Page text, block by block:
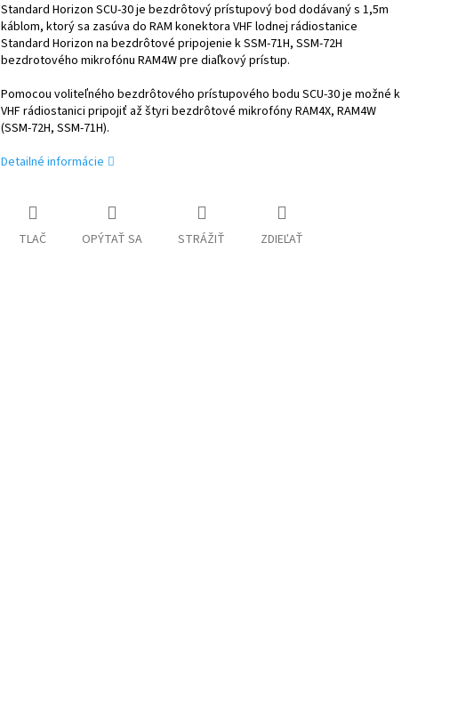
Standard Horizon SCU-30 je bezdrôtový prístupový bod dodávaný s 1,5m
káblom, ktorý sa zasúva do RAM konektora VHF lodnej rádiostanice
Standard Horizon na bezdrôtové pripojenie k SSM-71H, SSM-72H
bezdrotového mikrofónu RAM4W pre diaľkový prístup.
Pomocou voliteľného bezdrôtového prístupového bodu SCU-30 je možné k
VHF rádiostanici pripojiť až štyri bezdrôtové mikrofóny RAM4X, RAM4W
(SSM-72H, SSM-71H).
Detailné informácie
TLAČ OPÝTAŤ SA STRÁŽIŤ ZDIEĽAŤ